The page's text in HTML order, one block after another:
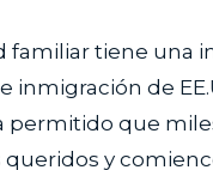
familiar tiene una
inmigración de
permitido que
queridos y